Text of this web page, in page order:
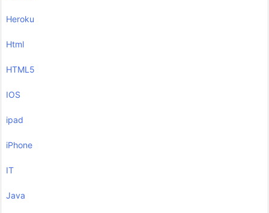
Heroku
Html
HTML5
IOS
ipad
iPhone
IT
Java